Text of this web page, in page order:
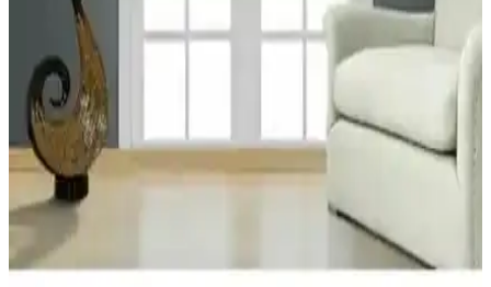
Decoperde ve Taç Blackout Güneşlik Perde
Karşılaştırması ve Özellikleri
Decoperde ve Taç blackout perdeleri, yüksek karartma oranları ve
şık tasarımlarıyla çeşitli mekanlar için ideal seçenekler sunar. Detaylı
karşılaştırma ile ihtiyaçlarınıza en uygun perdeyi seçin.
Mr.Stock Blackout Fon Perde ile Evinizde
Mükemmel Karanlık ve Konfor Sağlayın
Yüksek kaliteli Blackout kumaş kullanımıyla güneşi tamamen
engelleyen, estetik ve dayanıklı Mr.Stock Blackout Fon Perde, farklı